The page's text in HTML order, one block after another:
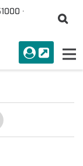
·
menuAcceso
Buscar